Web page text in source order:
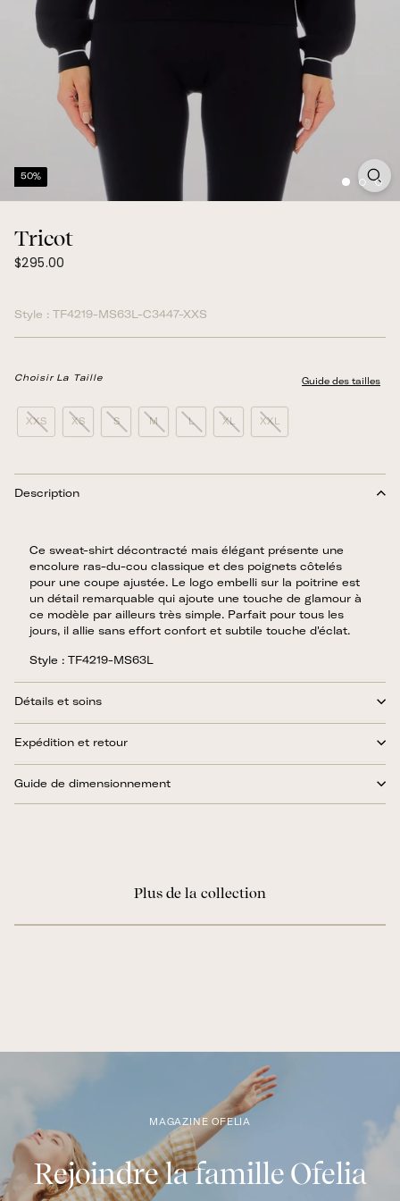
50%
Tricot
Prix
$295.00
Style : TF4219-MS63L-C3447-XXS
Choisir La Taille Guide des tailles
XXS XS S M L XL XXL
Description
Ce sweat-shirt décontracté mais élégant présente une
encolure ras-du-cou classique et des poignets côtelés
pour une coupe ajustée. Le logo embelli sur la poitrine est
un détail remarquable qui ajoute une touche de glamour à
ce modèle par ailleurs très simple. Parfait pour tous les
jours, il allie sans effort confort et subtile touche d'éclat.
Style : TF4219-MS63L
Détails et soins
Expédition et retour
Guide de dimensionnement
Plus de la collection
MAGAZINE OFELIA
Rejoindre la famille Ofelia